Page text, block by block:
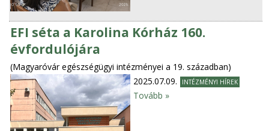
EFI séta a Karolina Kórház 160.
évfordulójára
(Magyaróvár egészségügyi intézményei a 19. században)
2025.07.09.
INTÉZMÉNYI HÍREK
Tovább »